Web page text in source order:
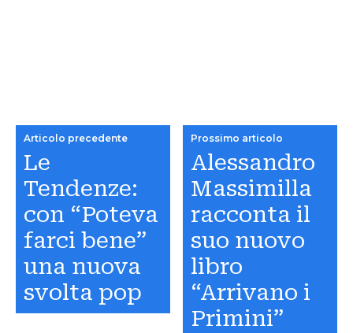
Articolo precedente
Le
Tendenze:
con “Poteva
farci bene”
una nuova
svolta pop
Prossimo articolo
Alessandro
Massimilla
racconta il
suo nuovo
libro
“Arrivano i
Primini”